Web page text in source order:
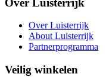
Over Luisterrijk
Over Luisterrijk
About Luisterrijk
Partnerprogramma
Veilig winkelen